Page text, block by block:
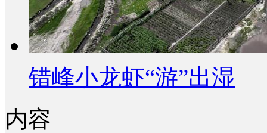
错峰小龙虾“游”出湿
内容